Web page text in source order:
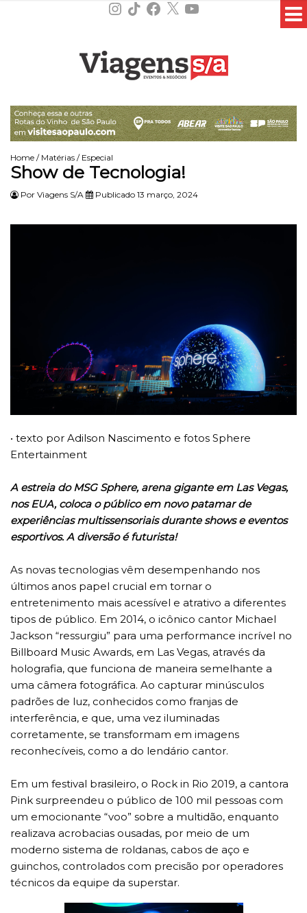
Instagram
TikTokFacebook
X YouTube
Home / Matérias / Especial
Show de Tecnologia!
Por Viagens S/A Publicado 13 março, 2024
• texto por Adilson Nascimento e fotos Sphere
Entertainment
A estreia do MSG Sphere, arena gigante em Las Vegas,
nos EUA, coloca o público em novo patamar de
experiências multissensoriais durante shows e eventos
esportivos. A diversão é futurista!
As novas tecnologias vêm desempenhando nos
últimos anos papel crucial em tornar o
entretenimento mais acessível e atrativo a diferentes
tipos de público. Em 2014, o icônico cantor Michael
Jackson “ressurgiu” para uma performance incrível no
Billboard Music Awards, em Las Vegas, através da
holografia, que funciona de maneira semelhante a
uma câmera fotográfica. Ao capturar minúsculos
padrões de luz, conhecidos como franjas de
interferência, e que, uma vez iluminadas
corretamente, se transformam em imagens
reconhecíveis, como a do lendário cantor.
Em um festival brasileiro, o Rock in Rio 2019, a cantora
Pink surpreendeu o público de 100 mil pessoas com
um emocionante “voo” sobre a multidão, enquanto
realizava acrobacias ousadas, por meio de um
moderno sistema de roldanas, cabos de aço e
guinchos, controlados com precisão por operadores
técnicos da equipe da superstar.